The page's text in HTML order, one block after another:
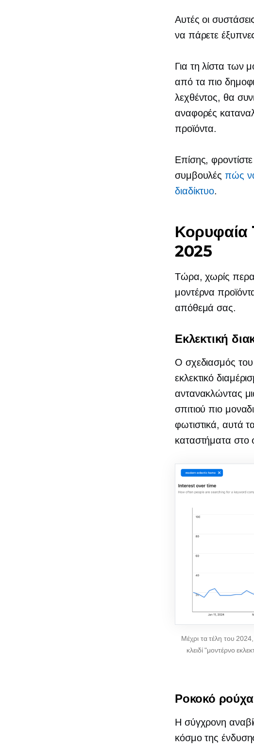
Αυτές οι
να πάρετε
Για τη λίστα των
από τα πιο
λεχθέντος, θα
αναφορές
προϊόντα.
Επίσης,
συμβουλέςπώς
διαδίκτυο.
Κορυφαία
2025
Τώρα, χωρίς
μοντέρνα
απόθεμά σας.
Εκλεκτική
Ο σχεδιασμός του
εκλεκτικό
αντανακλώντας
σπιτιού πιο
φωτιστικά, αυτά
καταστήματα στο
Μέχρι τα τέλη του
κλειδί "μοντέρνο
Ροκοκό ρούχα
Η σύγχρονη
κόσμο της